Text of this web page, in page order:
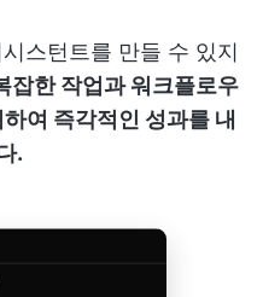
스턴트를 만들 수 있지
잡한 작업과 워크플로우
여 즉각적인 성과를 내
.